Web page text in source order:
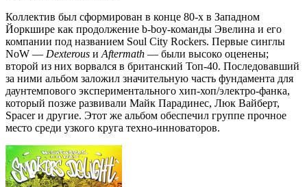
Коллектив был сформирован в конце 80-х в Западном
Йоркшире как продолжение b-boy-команды Эвелина и его
компании под названием Soul City Rockers. Первые синглы
NoW — Dexterous и Aftermath — были высоко оценены;
второй из них ворвался в британский Топ-40. Последовавший
за ними альбом заложил значительную часть фундамента для
даунтемпового экспериментального хип-хоп/электро-фанка,
который позже развивали Майк Парадинес, Люк Вайберт,
Spacer и другие. Этот же альбом обеспечил группе прочное
место среди узкого круга техно-инноваторов.